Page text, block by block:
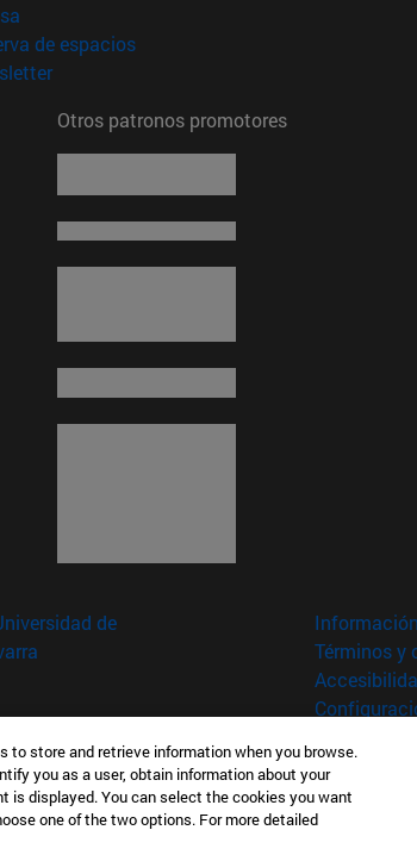
de espacios(abre en nueva ventana)
(abre en nueva ventana)
Otros patronos promotores
de
Términos y
to store and retrieve information when you browse.
you as a user, obtain information about your
is displayed. You can select the cookies you want
one of the two options. For more detailed